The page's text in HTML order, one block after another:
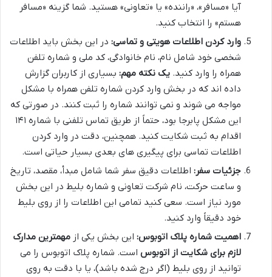
آیا «مسافر»، «راننده» یا «تعاونی» هستید. شما گزینه «مسافر
هستم» را انتخاب کنید.
وارد کردن اطلاعات هویتی و تماسی: در این بخش باید اطلاعات
شخصی خود شامل نام، نام خانوادگی، کد ملی و شماره تلفن
همراه را وارد کنید. یک نکته مهم: بسیاری از کاربران گزارش
داده اند که در بخش وارد کردن شماره تلفن همراه با مشکل
مواجه می شوند و نمی توانند شماره را ثبت کنند. در صورتی که
این مشکل پابرجا بود، حتماً از طریق تماس تلفنی با شماره ۱۴۱
اقدام به ثبت شکایت کنید. همچنین، دقت در وارد کردن
اطلاعات تماسی برای پیگیری های بعدی بسیار حیاتی است.
جزئیات سفر: اطلاعات دقیق سفر شما شامل مبدأ، مقصد، تاریخ
و ساعت حرکت، نام شرکت تعاونی و شماره بلیط در این بخش
مورد نیاز است. سعی کنید تمامی این اطلاعات را از روی بلیط
خود دقیقاً وارد کنید.
اهمیت شماره پلاک اتوبوس: این بخش یکی از مهمترین مدارک
لازم برای شکایت از اتوبوس است. شماره پلاک اتوبوس را می
توانید از روی بلیط (اگر درج شده باشد)، یا با دقت به روی